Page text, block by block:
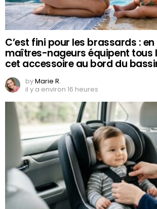
C’est fini pour les brassards : en
maîtres-nageurs équipent tous
cet accessoire au bord du
byMarie R.
il y a environ 16 heures